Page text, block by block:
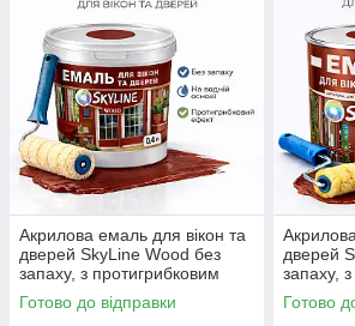
Акрилова емаль для вікон та
дверей SkyLine Wood без
запаху, з протигрибковим
ефектом, червоно-
коричнева, 0.4 л
Готово до відправки
дверей
запаху,
Готово